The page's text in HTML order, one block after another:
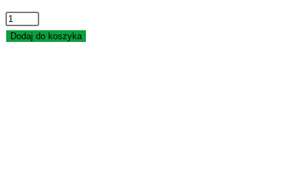
ilość
Wieszak
Dodaj do koszyka